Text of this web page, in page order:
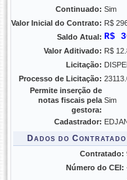
Continuado: Sim
Valor Inicial do Contrato: R$
Saldo Atual: R$
Valor Aditivado: R$
Licitação:
Processo de Licitação:
Permite inserção de
notas fiscais pela
gestora:
Sim
Cadastrador:
Dados do Contratado
Contratado:
Número do CEI: